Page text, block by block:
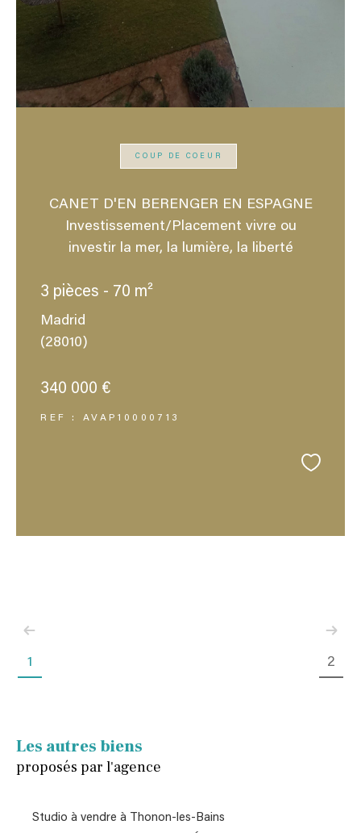
COUP DE COEUR
CANET D'EN BERENGER EN ESPAGNE
Investissement/Placement vivre ou
investir la mer, la lumière, la liberté
3 pièces - 70 m²
Madrid
(28010)
340 000 €
REF : AVAP10000713
1 2
Les autres biens
proposés par l'agence
Studio à vendre à Thonon-les-Bains